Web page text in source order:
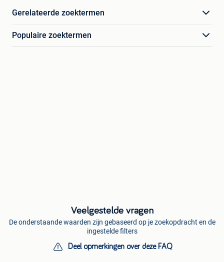
Gerelateerde zoektermen
Populaire zoektermen
Veelgestelde vragen
De onderstaande waarden zijn gebaseerd op je zoekopdracht en de
ingestelde filters
Deel opmerkingen over deze FAQ